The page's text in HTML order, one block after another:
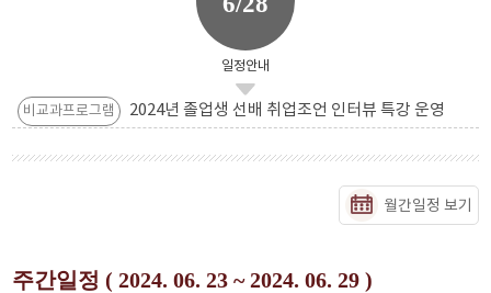
일정안내
비교과프로그램 2024년 졸업생 선배 취업조언 인터뷰 특강 운영
월간일정 보기
주간일정 ( 2024. 06. 23 ~ 2024. 06. 29 )